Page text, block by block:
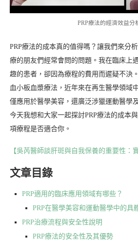
PRP療法的經濟效益分
PRP療法的成本真的值得嗎？讓我們來分
療的朋友們經常會問的問題。我在臨床上
趣的患者，卻因為療程的費用而遲疑不決
血小板血漿療法，近年來在再生醫學領域
僅應用於醫學美容，還廣泛涉獵運動醫學
今天我想和大家一起探討PRP療法的成本
項療程是否適合你。
【吳芮醫師談肝斑與自我保養的重要性：
文章目錄
PRP適用的臨床應用領域有哪些？
PRP在醫學美容和運動醫學中的具
PRP治療流程與安全性說明
PRP療法的安全性及其優勢